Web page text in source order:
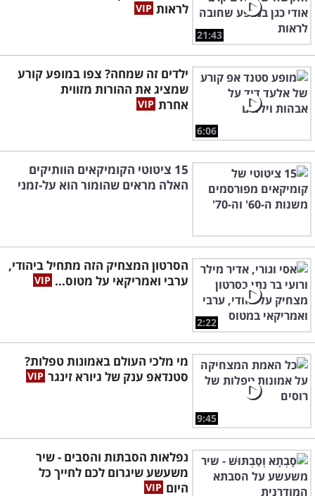
21:43
לראות
6:06
ילדים זה שמחה? צפו במופע קורע
שמציג את ההורות מזווית
אחרת
15 ציטוטי הקומיקאים הוותיקים
האלה מראים שהומור הוא על-זמני
2:22
הסרטון המצחיק הזה מתחיל ביהודי,
ערבי ואמריקאי על מטוס...
9:45
מי מלכי העולם באמונות טפלות?
סטנדאפ ענק של גיורא זינגר
נפלאות הסבתות והסבים - שיר
משעשע שיגרום לכם לחייך כל
היום